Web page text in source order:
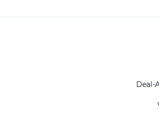
Deal-